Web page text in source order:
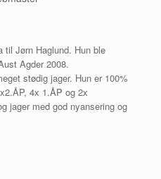
Jørn Haglund. Hun ble
Agder 2008.
stødig jager. Hun er 100%
4x 1.ÅP og 2x
jager med god nyansering og